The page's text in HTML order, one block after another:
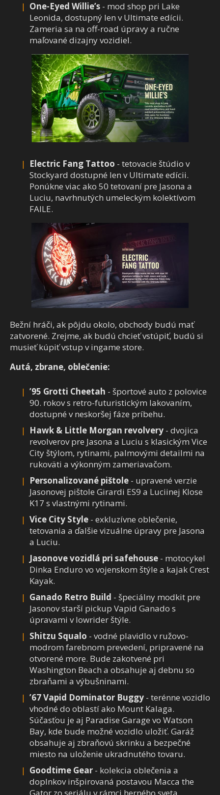
One-Eyed Willie’s - mod shop pri Lake
Leonida, dostupný len v Ultimate edícii.
Zameria sa na off-road úpravy a ručne
maľované dizajny vozidiel.
Electric Fang Tattoo - tetovacie štúdio v
Stockyard dostupné len v Ultimate edícii.
Ponúkne viac ako 50 tetovaní pre Jasona a
Luciu, navrhnutých umeleckým kolektívom
FAILE.
Bežní hráči, ak pôjdu okolo, obchody budú mať
zatvorené. Zrejme, ak budú chcieť vstúpiť, budú si
musieť kúpiť vstup v ingame store.
Autá, zbrane, oblečenie:
’95 Grotti Cheetah - športové auto z polovice
90. rokov s retro-futuristickým lakovaním,
dostupné v neskoršej fáze príbehu.
Hawk & Little Morgan revolvery - dvojica
revolverov pre Jasona a Luciu s klasickým Vice
City štýlom, rytinami, palmovými detailmi na
rukoväti a výkonným zameriavačom.
Personalizované pištole - upravené verzie
Jasonovej pištole Girardi ES9 a Luciinej Klose
K17 s vlastnými rytinami.
Vice City Style - exkluzívne oblečenie,
tetovania a ďalšie vizuálne úpravy pre Jasona
a Luciu.
Jasonove vozidlá pri safehouse - motocykel
Dinka Enduro vo vojenskom štýle a kajak Crest
Kayak.
Ganado Retro Build - špeciálny modkit pre
Jasonov starší pickup Vapid Ganado s
úpravami v lowrider štýle.
Shitzu Squalo - vodné plavidlo v ružovo-
modrom farebnom prevedení, pripravené na
otvorené more. Bude zakotvené pri
Washington Beach a obsahuje aj debnu so
zbraňami a výbušninami.
’67 Vapid Dominator Buggy - terénne vozidlo
vhodné do oblastí ako Mount Kalaga.
Súčasťou je aj Paradise Garage vo Watson
Bay, kde bude možné vozidlo uložiť. Garáž
obsahuje aj zbraňovú skrinku a bezpečné
miesto na uloženie ukradnutého tovaru.
Goodtime Gear - kolekcia oblečenia a
doplnkov inšpirovaná postavou Macca the